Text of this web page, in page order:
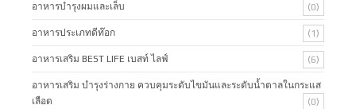
อาหารบำรุงผมและเล็บ (0)
อาหารประเภทดีท๊อก (1)
อาหารเสริม BEST LIFE เบสท์ ไลฟ์ (6)
อาหารเสริม บำรุงร่างกาย ควบคุมระดับไขมันและระดับน้ำตาลในกระแส
เลือด
(0)